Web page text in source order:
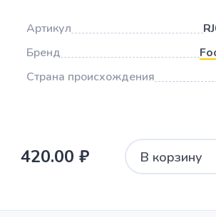
Артикул
Бренд
Страна происхождения
420.00 ₽ В корзину